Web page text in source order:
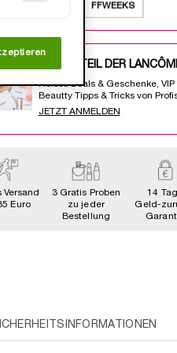
FFWEEKS
WERDE TEIL DER
Heisse Deals & Geschenke,
Beautty Tipps & Tricks von
JETZT ANMELDEN
Versand
Euro
3 Gratis Proben
zu jeder
Bestellung
14
Geld-